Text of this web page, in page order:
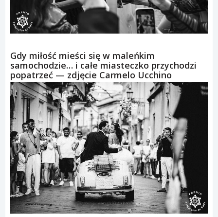
Gdy miłość mieści się w maleńkim
samochodzie… i całe miasteczko przychodzi
popatrzeć — zdjęcie Carmelo Ucchino